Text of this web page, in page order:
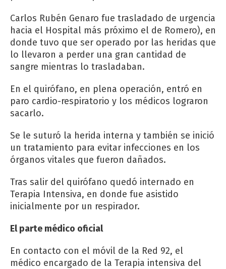
Carlos Rubén Genaro fue trasladado de urgencia
hacia el Hospital más próximo el de Romero), en
donde tuvo que ser operado por las heridas que
lo llevaron a perder una gran cantidad de
sangre mientras lo trasladaban.
En el quirófano, en plena operación, entró en
paro cardio-respiratorio y los médicos lograron
sacarlo.
Se le suturó la herida interna y también se inició
un tratamiento para evitar infecciones en los
órganos vitales que fueron dañados.
Tras salir del quirófano quedó internado en
Terapia Intensiva, en donde fue asistido
inicialmente por un respirador.
El parte médico oficial
En contacto con el móvil de la Red 92, el
médico encargado de la Terapia intensiva del